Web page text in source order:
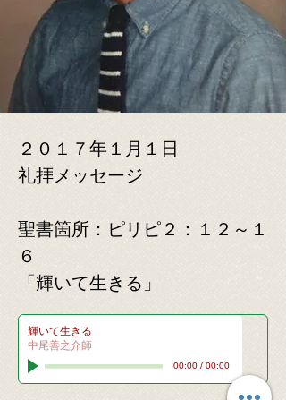
２０１７年１月１日
​礼拝メッセージ
​聖書箇所：ピリピ２：１２～１
６
​「輝いて生きる」
輝いて生きる
中尾善之介師
00:00/ 00:00